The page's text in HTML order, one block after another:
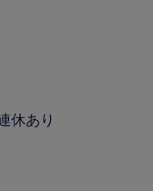
休あり